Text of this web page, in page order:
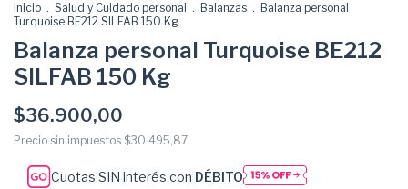
Inicio . Salud y Cuidado personal . Balanzas . Balanza personal
Turquoise BE212 SILFAB 150 Kg
Balanza personal Turquoise BE212
SILFAB 150 Kg
$36.900,00
Precio sin impuestos $30.495,87
Cuotas SIN interés con DÉBITO